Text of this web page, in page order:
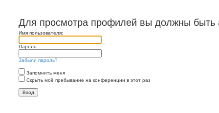
Для просмотра профилей вы должны быть
Имя пользователя:
Пароль:
Забыли пароль?
Запомнить меня
Скрыть моё пребывание на конференции в этот раз